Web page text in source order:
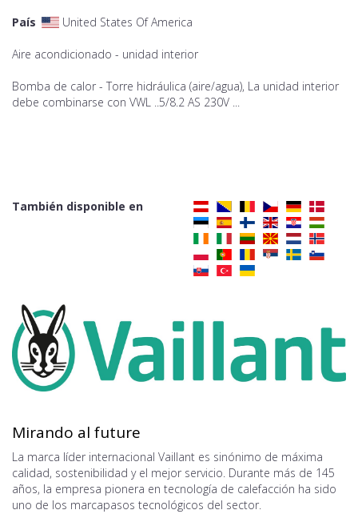
País United States Of America
Aire acondicionado - unidad interior
Bomba de calor - Torre hidráulica (aire/agua), La unidad interior
debe combinarse con VWL ..5/8.2 AS 230V ...
También disponible en
Mirando al future
La marca líder internacional Vaillant es sinónimo de máxima
calidad, sostenibilidad y el mejor servicio. Durante más de 145
años, la empresa pionera en tecnología de calefacción ha sido
uno de los marcapasos tecnológicos del sector.